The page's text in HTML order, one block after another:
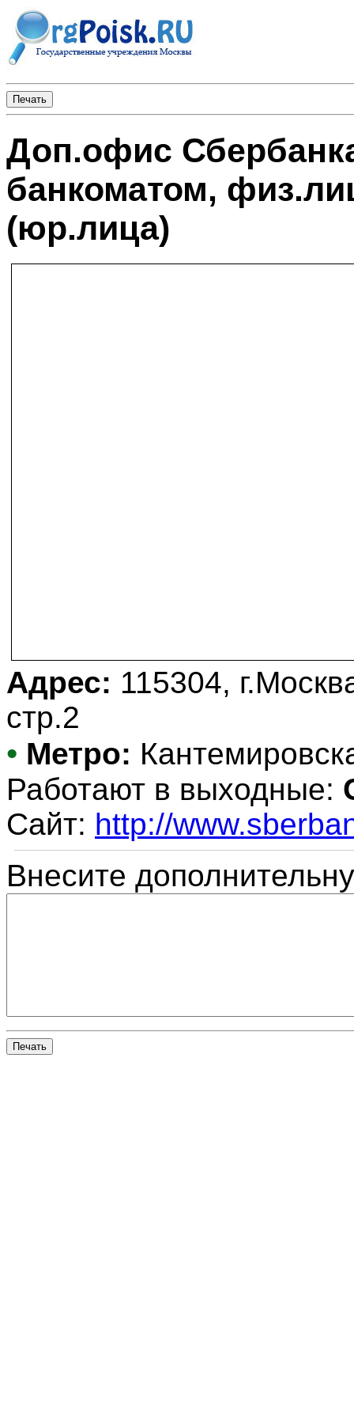
Доп.офис
банкоматом,
(юр.лица)
Адрес: 115304,
стр.2
• Метро:
Работают в выходные:
Сайт: http://
Внесите